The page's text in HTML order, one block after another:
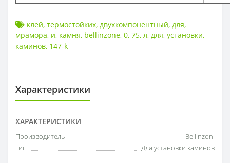
клей, термостойких, двухкомпонентный, для,
мрамора, и, камня, bellinzone, 0, 75, л, для, установки,
каминов, 147-k
Характеристики
ХАРАКТЕРИСТИКИ
Производитель
Bellinzoni
Тип
Для установки каминов